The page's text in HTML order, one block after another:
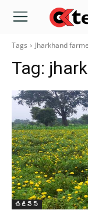
Tags Jharkhand
Tag:
బిజినెస్